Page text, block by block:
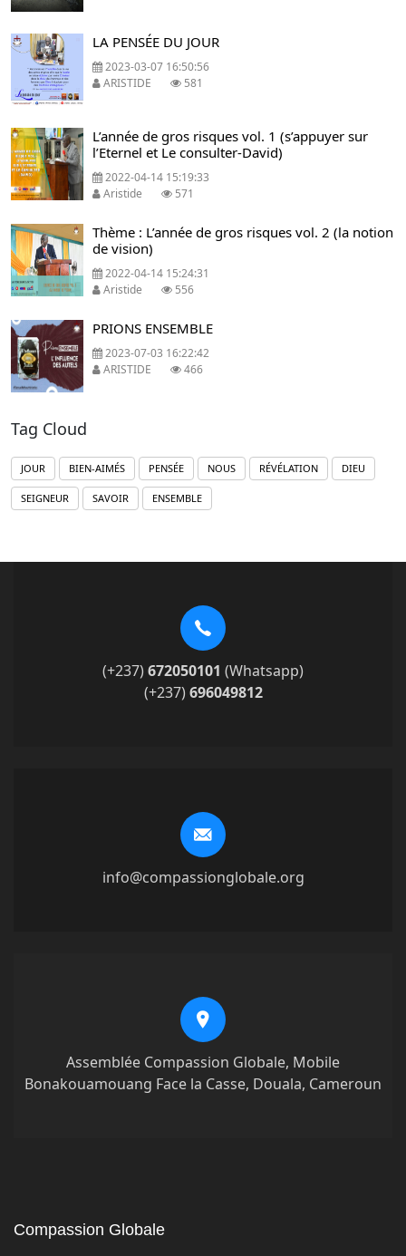
LA PENSÉE DU JOUR
2023-03-07 16:50:56
ARISTIDE
581
L’année de gros risques vol. 1 (s’appuyer sur
l’Eternel et Le consulter-David)
2022-04-14 15:19:33
Aristide
571
Thème : L’année de gros risques vol. 2 (la notion
de vision)
2022-04-14 15:24:31
Aristide
556
PRIONS ENSEMBLE
2023-07-03 16:22:42
ARISTIDE
466
Tag Cloud
JOUR BIEN-AIMÉS PENSÉE NOUS RÉVÉLATION DIEU
SEIGNEUR SAVOIR ENSEMBLE
(+237) 672050101 (Whatsapp)
(+237) 696049812
info@compassionglobale.org
Assemblée Compassion Globale, Mobile
Bonakouamouang Face la Casse, Douala, Cameroun
Compassion Globale